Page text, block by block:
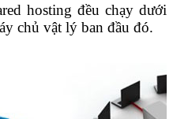
hosting đều chạy dưới
chủ vật lý ban đầu đó.